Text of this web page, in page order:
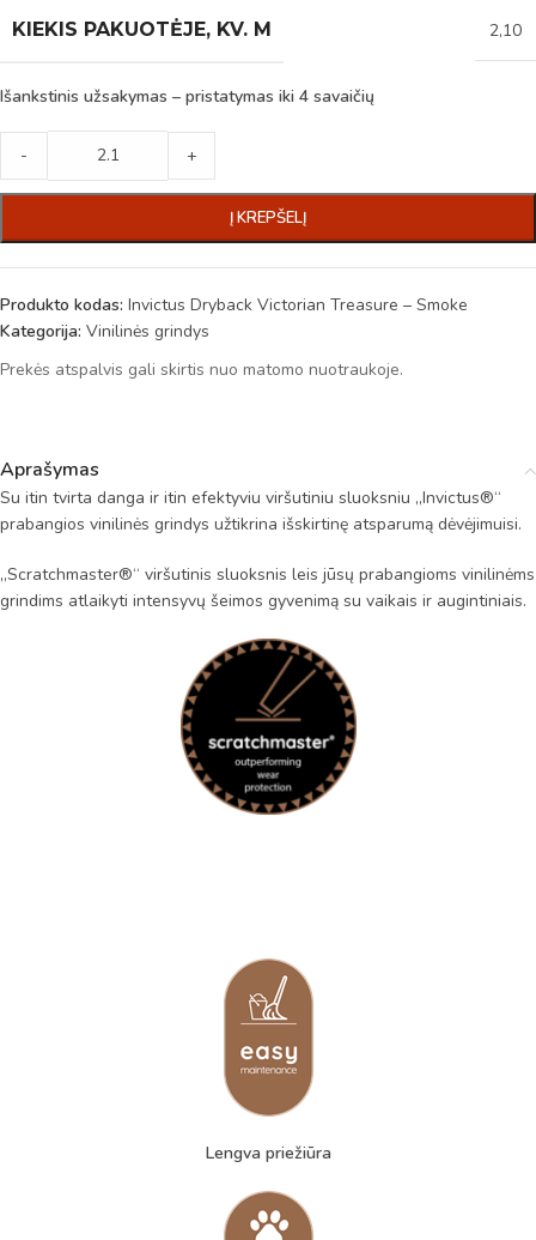
KIEKIS PAKUOTĖJE, KV. M 2,10
Išankstinis užsakymas – pristatymas iki 4 savaičių
- +
Į KREPŠELĮ
Produkto kodas: Invictus Dryback Victorian Treasure – Smoke
Kategorija: Vinilinės grindys
Prekės atspalvis gali skirtis nuo matomo nuotraukoje.
Aprašymas
Su itin tvirta danga ir itin efektyviu viršutiniu sluoksniu „Invictus®“
prabangios vinilinės grindys užtikrina išskirtinę atsparumą dėvėjimuisi.
„Scratchmaster®“ viršutinis sluoksnis leis jūsų prabangioms vinilinėms
grindims atlaikyti intensyvų šeimos gyvenimą su vaikais ir augintiniais.
Lengva priežiūra